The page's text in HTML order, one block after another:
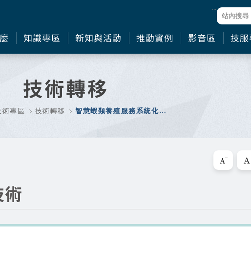
:::
知識專區 新知與活動 推動實例 影音區 技
技術轉移
術專區 技術轉移 智慧蝦類養殖服務系統化管理技術